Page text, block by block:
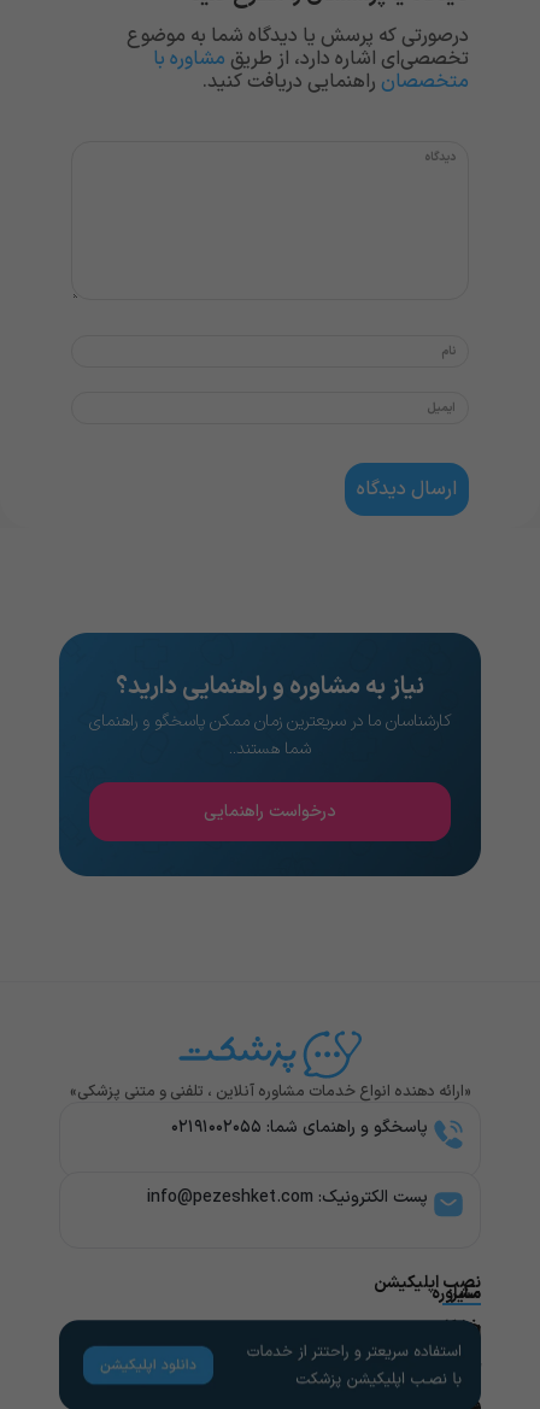
درصورتی که پرسش یا دیدگاه شما به موضوع
تخصصی‌ای اشاره دارد، از طریق مشاوره با
متخصصان راهنمایی دریافت کنید.
نیاز به مشاوره و راهنمایی دارید؟
کارشناسان ما در سریعترین زمان ممکن پاسخگو و راهنمای
شما هستند..
درخواست راهنمایی
«ارائه دهنده انواع خدمات مشاوره آنلاین ، تلفنی و متنی پزشکی»
پاسخگو و راهنمای شما: ۰۲۱۹۱۰۰۲۰۵۵
پست الکترونیک: info@pezeshket.com​
مشاوره
پزشکی
تخصص
سایر
خدمات
مشاوره
راهنمای
کاربران
لینک
های
نصب اپلیکیشن